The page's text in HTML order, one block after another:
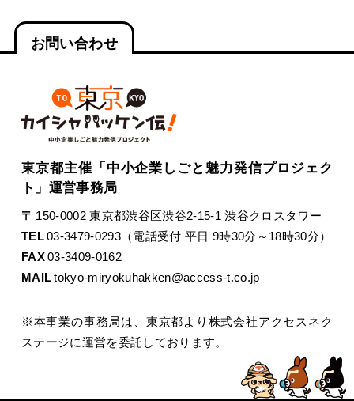
お問い合わせ
東京都主催「中小企業しごと魅力発信プロジェク
ト」運営事務局
〒 150-0002 東京都渋谷区渋谷2-15-1 渋谷クロスタワー
TEL03-3479-0293（電話受付 平日 9時30分～18時30分）
FAX03-3409-0162
MAIL tokyo-miryokuhakken@access-t.co.jp
※本事業の事務局は、東京都より株式会社アクセスネク
ステージに運営を委託しております。